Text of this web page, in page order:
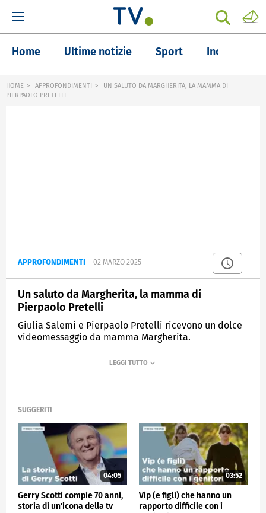
Home Ultime notizie Sport Inchieste
HOME APPROFONDIMENTI
UN SALUTO DA MARGHERITA, LA MAMMA DI
PIERPAOLO PRETELLI
APPROFONDIMENTI 02 MARZO 2025
Un saluto da Margherita, la mamma di
Pierpaolo Pretelli
Giulia Salemi e Pierpaolo Pretelli ricevono un dolce
videomessaggio da mamma Margherita.
VERISSIMO
SUGGERITI
04:05
Gerry Scotti compie 70 anni,
storia di un'icona della tv
03:52
Vip (e figli) che hanno un
rapporto difficile con i